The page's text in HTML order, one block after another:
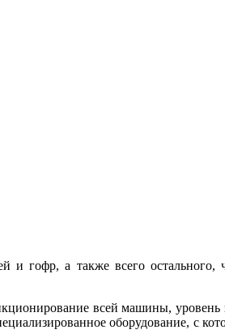
и гофр, а также всего остального,
всей машины,
оборудование, с